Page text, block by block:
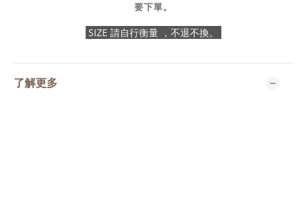
要下單。
SIZE 請自行衡量 ，不退不換。
了解更多